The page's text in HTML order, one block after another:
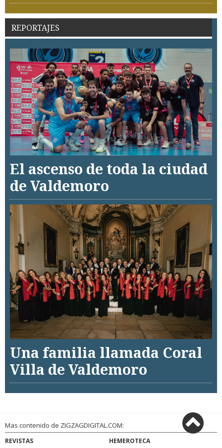
REPORTAJES
El ascenso de toda la ciudad
de Valdemoro
Una familia llamada Coral
Villa de Valdemoro
Mas contenido de ZIGZAGDIGITAL.COM:
REVISTAS HEMEROTECA